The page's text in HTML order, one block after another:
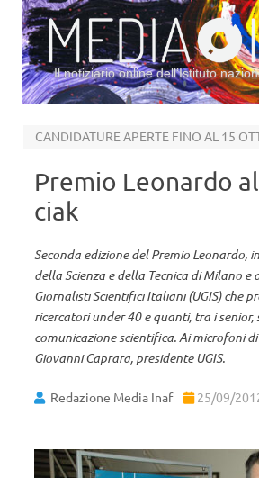
Il notiziario online dell’Istituto
CANDIDATURE APERTE FINO AL 15
Premio Leonardo
ciak
Seconda edizione del Premio Leonardo,
della Scienza e della Tecnica di Milano e
Giornalisti Scientifici Italiani (UGIS) che
ricercatori under 40 e quanti, tra i
comunicazione scientifica. Ai microfoni
Giovanni Caprara, presidente UGIS.
Redazione Media Inaf 25/09/